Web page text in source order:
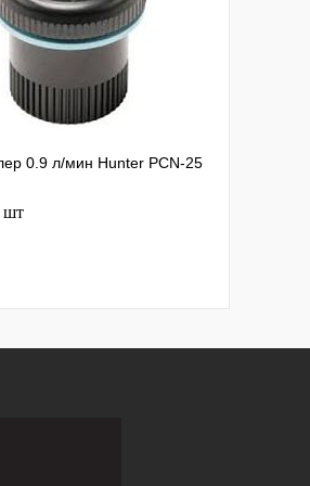
0.9 л/мин Hunter РСN-25
шт